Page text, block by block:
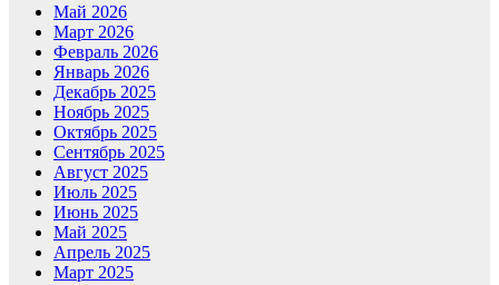
Май 2026
Март 2026
Февраль 2026
Январь 2026
Декабрь 2025
Ноябрь 2025
Октябрь 2025
Сентябрь 2025
Август 2025
Июль 2025
Июнь 2025
Май 2025
Апрель 2025
Март 2025